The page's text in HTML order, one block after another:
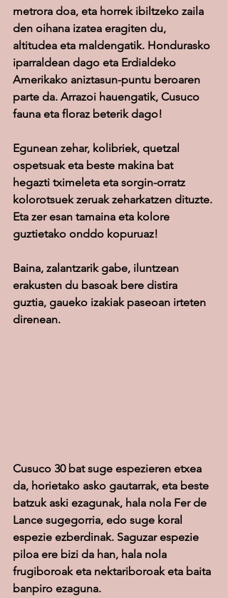
metrora doa, eta horrek ibiltzeko zaila
den oihana izatea eragiten du,
altitudea eta maldengatik. Hondurasko
iparraldean dago eta Erdialdeko
Amerikako aniztasun-puntu beroaren
parte da. Arrazoi hauengatik, Cusuco
fauna eta floraz beterik dago!
Egunean zehar, kolibriek, quetzal
ospetsuak eta beste makina bat
hegazti tximeleta eta sorgin-orratz
kolorotsuek zeruak zeharkatzen dituzte.
Eta zer esan tamaina eta kolore
guztietako onddo kopuruaz!
Baina, zalantzarik gabe, iluntzean
erakusten du basoak bere distira
guztia, gaueko izakiak paseoan irteten
direnean.
Cusuco 30 bat suge espezieren etxea
da, horietako asko gautarrak, eta beste
batzuk aski ezagunak, hala nola Fer de
Lance sugegorria, edo suge koral
espezie ezberdinak. Saguzar espezie
piloa ere bizi da han, hala nola
frugiboroak eta nektariboroak eta baita
banpiro ezaguna.